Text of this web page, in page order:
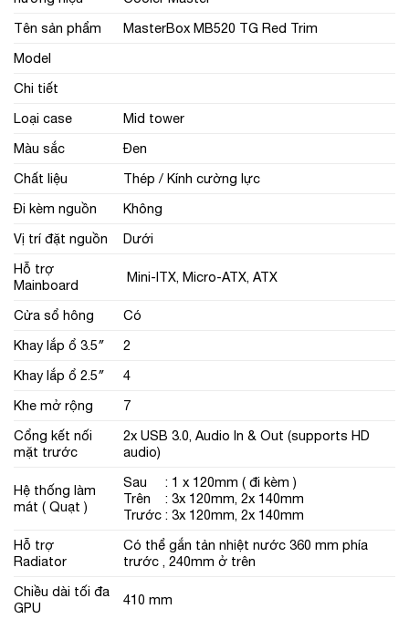
Tên sản phẩm
MasterBox MB520 TG Red Trim
Model
Chi tiết
Loại case
Mid tower
Màu sắc
Đen
Chất liệu
Thép / Kính cường lực
Đi kèm nguồn
Không
Vị trí đặt nguồn
Dưới
Hỗ trợ
Mainboard
Mini-ITX, Micro-ATX, ATX
Cửa sổ hông
Có
Khay lắp ổ 3.5″
2
Khay lắp ổ 2.5″
4
Khe mở rộng
7
Cổng kết nối
mặt trước
2x USB 3.0, Audio In & Out (supports HD
audio)
Hệ thống làm
mát ( Quạt )
Sau : 1 x 120mm ( đi kèm )
Trên : 3x 120mm, 2x 140mm
Trước : 3x 120mm, 2x 140mm
Hỗ trợ
Radiator
Có thể gắn tản nhiệt nước 360 mm phía
trước , 240mm ở trên
Chiều dài tối đa
GPU
410 mm